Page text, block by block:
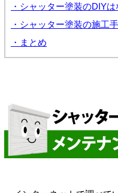
・シャッター塗装のDIYは
・シャッター塗装の施工
・まとめ